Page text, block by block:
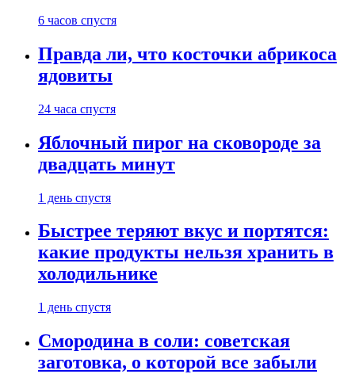
6 часов спустя
Правда ли, что косточки абрикоса
ядовиты
24 часа спустя
Яблочный пирог на сковороде за
двадцать минут
1 день спустя
Быстрее теряют вкус и портятся:
какие продукты нельзя хранить в
холодильнике
1 день спустя
Смородина в соли: советская
заготовка, о которой все забыли